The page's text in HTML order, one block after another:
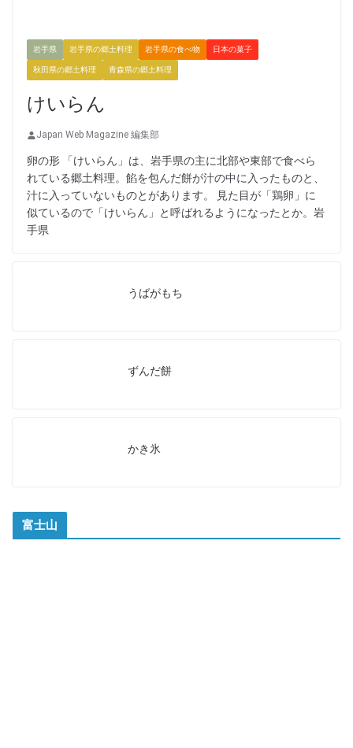
岩手県 岩手県の郷土料理 岩手県の食べ物 日本の菓子
秋田県の郷土料理 青森県の郷土料理
けいらん
Japan Web Magazine 編集部
卵の形 「けいらん」は、岩手県の主に北部や東部で食べら
れている郷土料理。餡を包んだ餅が汁の中に入ったものと、
汁に入っていないものとがあります。 見た目が「鶏卵」に
似ているので「けいらん」と呼ばれるようになったとか。岩
手県
うばがもち
ずんだ餅
かき氷
富士山